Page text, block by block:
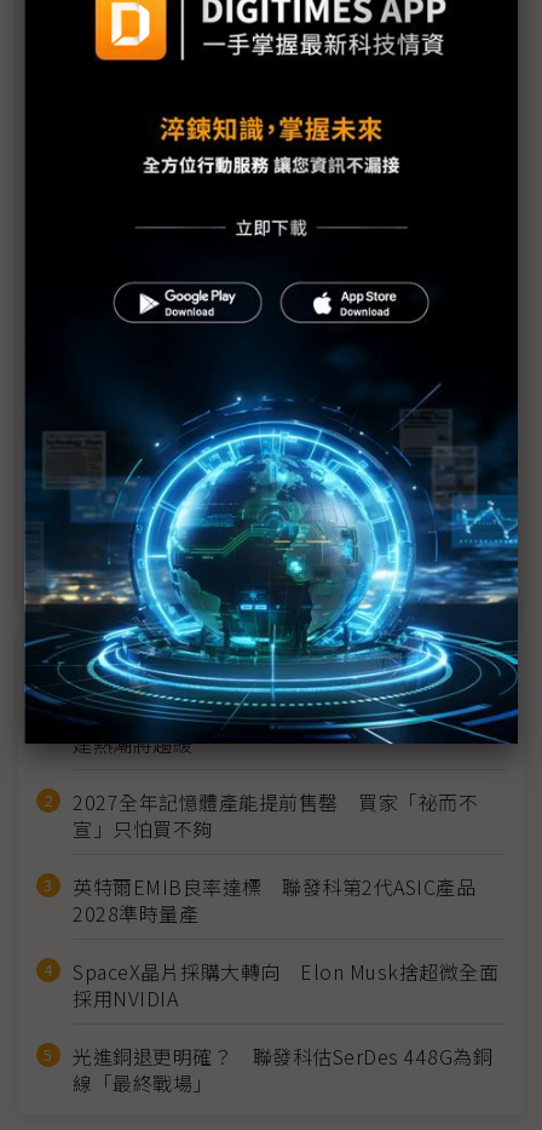
1Q20全球種子輪融資衰退 投資機構反衝刺亞洲市場
疫情恐使全球GDP蒸發1.1兆美元
武漢肺炎疫情超越SARS 但中國經濟體質卻已大不如
爭2.0三大可能場景
經濟學家估疫情將使中國1Q20經濟成長率降到
4~4.5%
全球鏈脣齒相依 美國可能因疫情獲益嗎？
圍堵武漢疫情 一帶一路或成阻礙
近７天熱門報導
MLCC訂單過熱、出貨比創高 村田示警全球AI基
建熱潮將趨緩
2027全年記憶體產能提前售罄 買家「祕而不
宣」只怕買不夠
英特爾EMIB良率達標 聯發科第2代ASIC產品
2028準時量產
SpaceX晶片採購大轉向 Elon Musk捨超微全面
採用NVIDIA
光進銅退更明確？ 聯發科估SerDes 448G為銅
線「最終戰場」